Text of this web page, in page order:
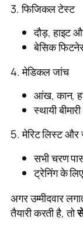
3. फिजिकल टेस्ट
दौड़, हाइट
बेसिक
4. मेडिकल जांच
आंख, कान,
स्थायी
5. मेरिट लिस्ट और
सभी चरण
ट्रेनिंग के
अगर उम्मीदवार
तैयारी करती है, तो